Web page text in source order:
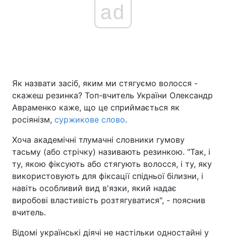
ad
Як назвати засіб, яким ми стягуємо волосся -
скажеш резинка? Топ-вчитель України Олександр
Авраменко каже, що це сприймається як
росіянізм, суржикове слово.
Хоча академічні тлумачні словники гумову
тасьму (або стрічку) називають резинкою. "Так, і
ту, якою фіксують або стягують волосся, і ту, яку
використовують для фіксації спідньої білизни, і
навіть особливий вид в'язки, який надає
виробові властивість розтягуватися", - пояснив
вчитель.
Відомі українські діячі не настільки одностайні у